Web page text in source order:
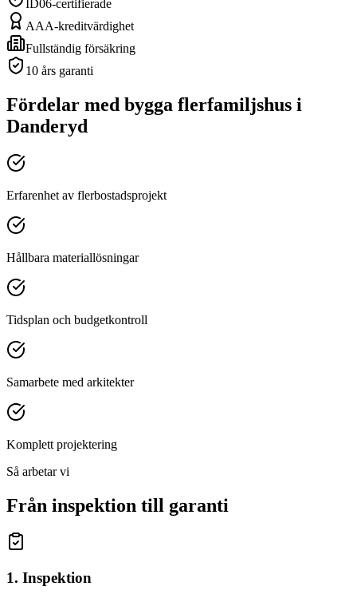
ID06-certifierade
AAA-kreditvärdighet
Fullständig försäkring
10 års garanti
Fördelar med bygga flerfamiljshus i
Danderyd
Erfarenhet av flerbostadsprojekt
Hållbara materiallösningar
Tidsplan och budgetkontroll
Samarbete med arkitekter
Komplett projektering
Så arbetar vi
Från inspektion till garanti
1. Inspektion